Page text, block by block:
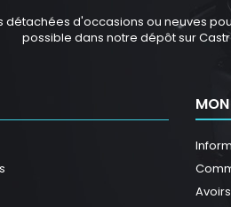
d'occasions ou neuves
possible dans notre dépôt sur
Avoirs